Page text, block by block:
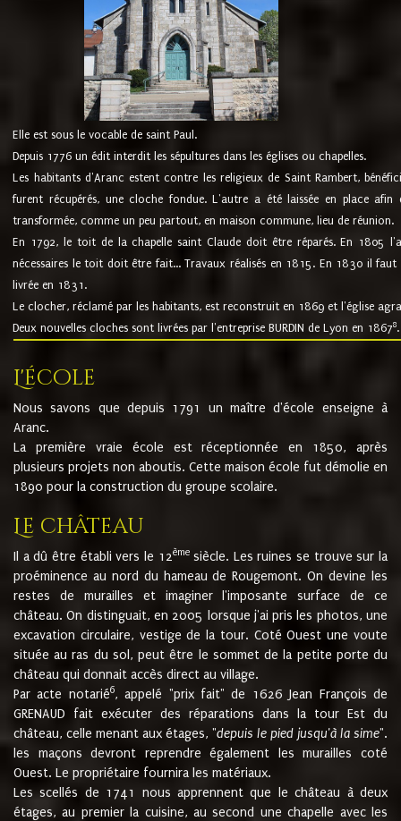
Elle est sous le vocable de saint Paul.
Depuis 1776 un édit interdit les sépultures dans les églises ou chapelles.
Les habitants d'Aranc estent contre les religieux de Saint Rambert,
furent récupérés, une cloche fondue. L'autre a été laissée en place
transformée, comme un peu partout, en maison commune, lieu de réunion.
En 1792, le toit de la chapelle saint Claude doit être réparés. En 1805
nécessaires le toit doit être fait... Travaux réalisés en 1815. En 1830 il
livrée en 1831.
Le clocher, réclamé par les habitants, est reconstruit en 1869 et l'église
Deux nouvelles cloches sont livrées par l'entreprise BURDIN de Lyon en 18678.
L'école
Nous savons que depuis 1791 un maître d'école enseigne à
Aranc.
La première vraie école est réceptionnée en 1850, après
plusieurs projets non aboutis. Cette maison école fut démolie en
1890 pour la construction du groupe scolaire.
Le château
Il a dû être établi vers le 12èmesiècle. Les ruines se trouve sur la
proéminence au nord du hameau de Rougemont. On devine les
restes de murailles et imaginer l'imposante surface de ce
château. On distinguait, en 2005 lorsque j'ai pris les photos, une
excavation circulaire, vestige de la tour. Coté Ouest une voute
située au ras du sol, peut être le sommet de la petite porte du
château qui donnait accès direct au village.
Par acte notarié6, appelé "prix fait" de 1626 Jean François de
GRENAUD fait exécuter des réparations dans la tour Est du
château, celle menant aux étages, "depuis le pied jusqu'à la sime".
les maçons devront reprendre également les murailles coté
Ouest. Le propriétaire fournira les matériaux.
Les scellés de 1741 nous apprennent que le château à deux
étages, au premier la cuisine, au second une chapelle avec les